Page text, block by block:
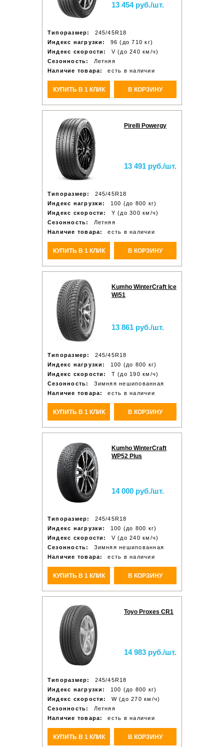
13 454 руб./шт.
Типоразмер:
245/45R18
Индекс нагрузки:
96 (до 710 кг)
Индекс скорости:
V (до 240 км/ч)
Сезонность:
Летняя
Наличие товара:
есть в наличии
КУПИТЬ В 1 КЛИК В КОРЗИНУ
Pirelli Powergy
13 491 руб./шт.
Типоразмер:
245/45R18
Индекс нагрузки:
100 (до 800 кг)
Индекс скорости:
Y (до 300 км/ч)
Сезонность:
Летняя
Наличие товара:
есть в наличии
КУПИТЬ В 1 КЛИК В КОРЗИНУ
Kumho WinterCraft Ice
Wi51
13 861 руб./шт.
Типоразмер:
245/45R18
Индекс нагрузки:
100 (до 800 кг)
Индекс скорости:
T (до 190 км/ч)
Сезонность:
Зимняя нешипованная
Наличие товара:
есть в наличии
КУПИТЬ В 1 КЛИК В КОРЗИНУ
Kumho WinterCraft
WP52 Plus
14 000 руб./шт.
Типоразмер:
245/45R18
Индекс нагрузки:
100 (до 800 кг)
Индекс скорости:
V (до 240 км/ч)
Сезонность:
Зимняя нешипованная
Наличие товара:
есть в наличии
КУПИТЬ В 1 КЛИК В КОРЗИНУ
Toyo Proxes CR1
14 983 руб./шт.
Типоразмер:
245/45R18
Индекс нагрузки:
100 (до 800 кг)
Индекс скорости:
W (до 270 км/ч)
Сезонность:
Летняя
Наличие товара:
есть в наличии
КУПИТЬ В 1 КЛИК В КОРЗИНУ